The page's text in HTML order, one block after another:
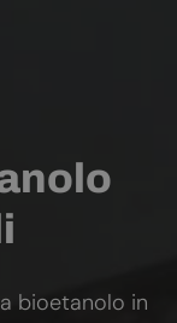
bioetanolo in